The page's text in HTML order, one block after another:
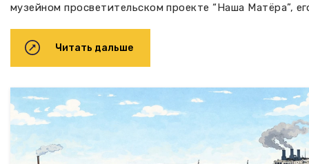
музейном просветительском проекте “Наша Матёра”,
Читать дальше